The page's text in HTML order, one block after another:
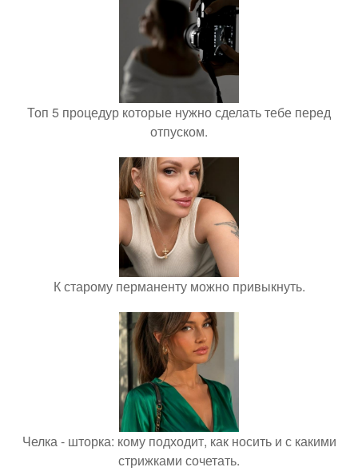
Топ 5 процедур которые нужно сделать тебе перед
отпуском.
К старому перманенту можно привыкнуть.
Челка - шторка: кому подходит, как носить и с какими
стрижками сочетать.